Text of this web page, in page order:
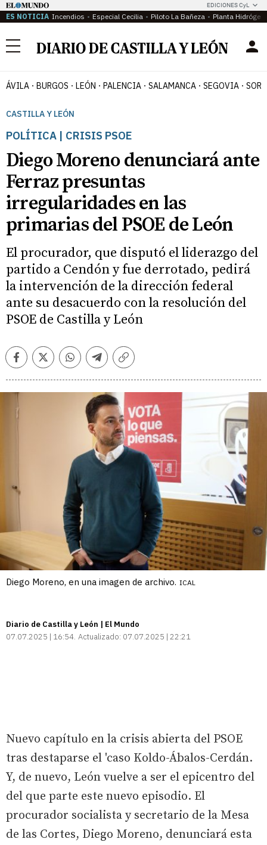
EDICIONES CyL
ES NOTICIA Incendios Especial Cecilia Piloto La Bañeza Planta
Menú
ÁVILA BURGOS LEÓN PALENCIA SALAMANCA SEGOVIA
CASTILLA Y LEÓN
POLÍTICA | CRISIS PSOE
Diego Moreno denunciará ante
Ferraz presuntas
irregularidades en las
primarias del PSOE de León
El procurador, que disputó el liderazgo del
partido a Cendón y fue derrotado, pedirá
la intervención de la dirección federal
ante su desacuerdo con la resolución del
PSOE de Castilla y León
FacebookTwitterWhatsappTelegramCopiar
Diego Moreno, en una imagen de archivo. ICAL
Diario de Castilla y León | El Mundo
07.07.2025 | 16:54 Actualizado: 07.07.2025 | 22:21
Nuevo capítulo en la crisis abierta del PSOE
tras destaparse el 'caso Koldo-Ábalos-Cerdán.
Y, de nuevo, León vuelve a ser el epicentro del
del que parte este nuevo episodio. El
procurador socialista y secretario de la Mesa
de las Cortes, Diego Moreno, denunciará esta